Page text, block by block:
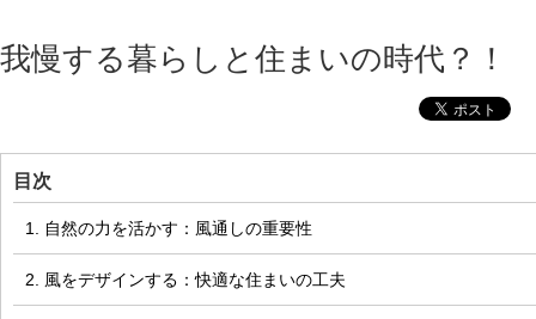
我慢する暮らしと住まいの時代？！
目次
1. 自然の力を活かす：風通しの重要性
2. 風をデザインする：快適な住まいの工夫